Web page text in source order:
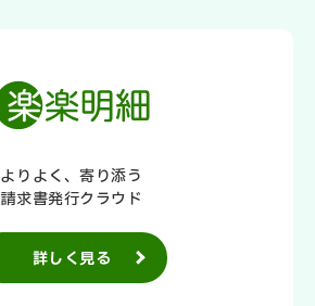
よりよく、寄り添う
請求書発行クラウド
詳しく見る